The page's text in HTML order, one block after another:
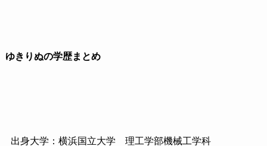
ゆきりぬの学歴まとめ
出身大学：横浜国立大学 理工学部機械工学科